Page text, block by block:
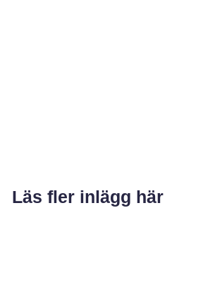
Läs fler inlägg här